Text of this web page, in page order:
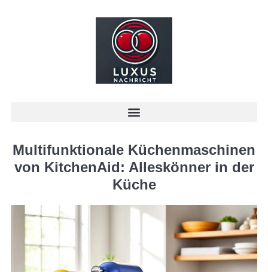
Multifunktionale Küchenmaschinen
von KitchenAid: Alleskönner in der
Küche